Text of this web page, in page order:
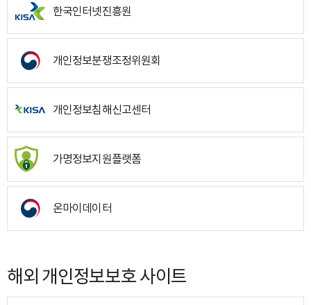
한국인터넷진흥원
개인정보분쟁조정위원회
개인정보침해신고센터
가명정보지원플랫폼
온마이데이터
해외 개인정보보호 사이트